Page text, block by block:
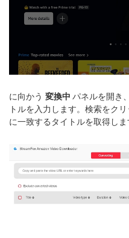
に向かう 変換中 パネルを開き
トルを入力します。検索をク
に一致するタイトルを取得しま